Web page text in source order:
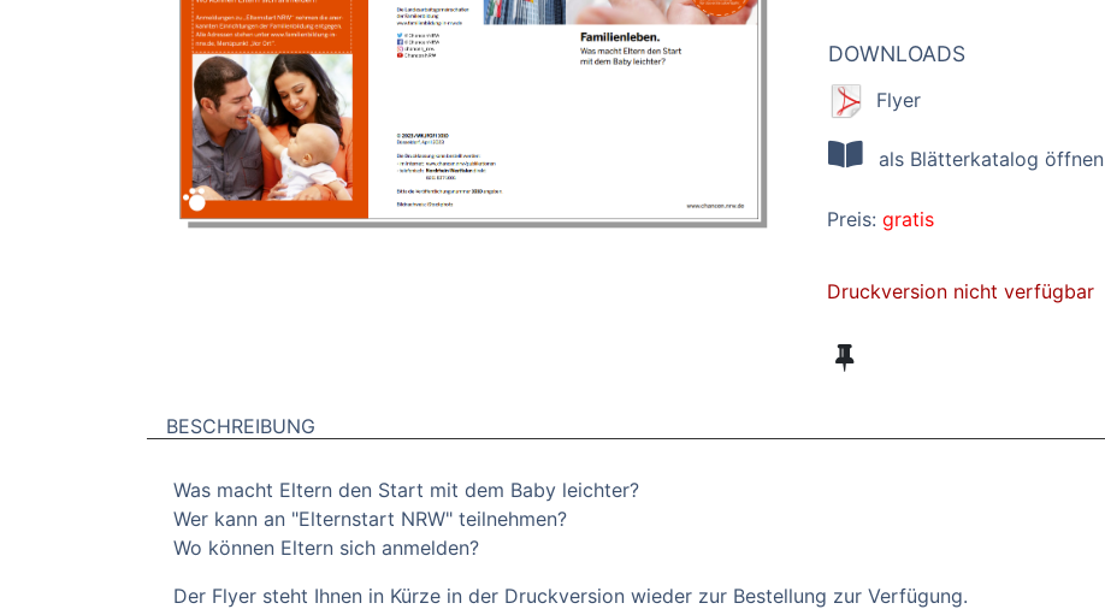
DOWNLOADS
Flyer
als Blätterkatalog öffnen
Preis: gratis
Druckversion nicht verfügbar
BESCHREIBUNG
Was macht Eltern den Start mit dem Baby leichter?
Wer kann an "Elternstart NRW" teilnehmen?
Wo können Eltern sich anmelden?
Der Flyer steht Ihnen in Kürze in der Druckversion wieder zur Bestellung zur Verfügung.